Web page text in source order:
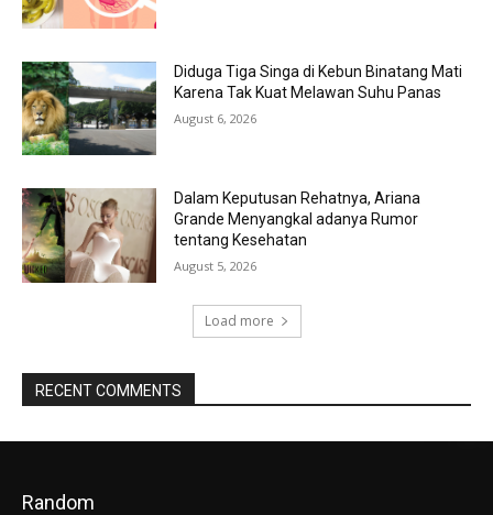
Diduga Tiga Singa di Kebun Binatang Mati
Karena Tak Kuat Melawan Suhu Panas
August 6, 2026
Dalam Keputusan Rehatnya, Ariana
Grande Menyangkal adanya Rumor
tentang Kesehatan
August 5, 2026
Load more
RECENT COMMENTS
Random